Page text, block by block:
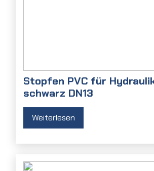
Stopfen PVC für
schwarz DN13
Weiterlesen